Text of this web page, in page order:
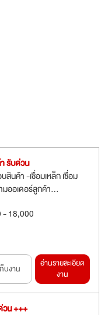
รับด่วน
นค้า -เชื่อมเหล็ก เชื่อม
ออเดอร์ลูกค้า...
- 18,000
บงาน
อ่านรายละเอียด
งาน
น +++